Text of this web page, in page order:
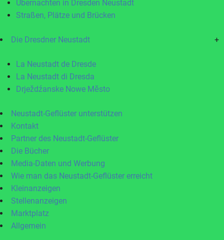
Übernachten in Dresden Neustadt
Straßen, Plätze und Brücken
Die Dresdner Neustadt +
La Neustadt de Dresde
La Neustadt di Dresda
Drježdźanske Nowe Město
Neustadt-Geflüster unterstützen
Kontakt
Partner des Neustadt-Geflüster
Die Bücher
Media-Daten und Werbung
Wie man das Neustadt-Geflüster erreicht
Kleinanzeigen
Stellenanzeigen
Marktplatz
Allgemein